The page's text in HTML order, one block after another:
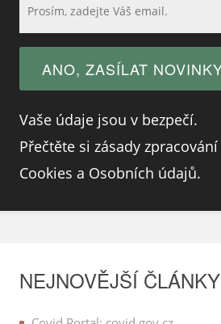
Vaše údaje jsou v bezpečí.
Přečtěte si zásady zpracování
Cookies a Osobních údajů.
NEJNOVĚJŠÍ ČLÁNKY